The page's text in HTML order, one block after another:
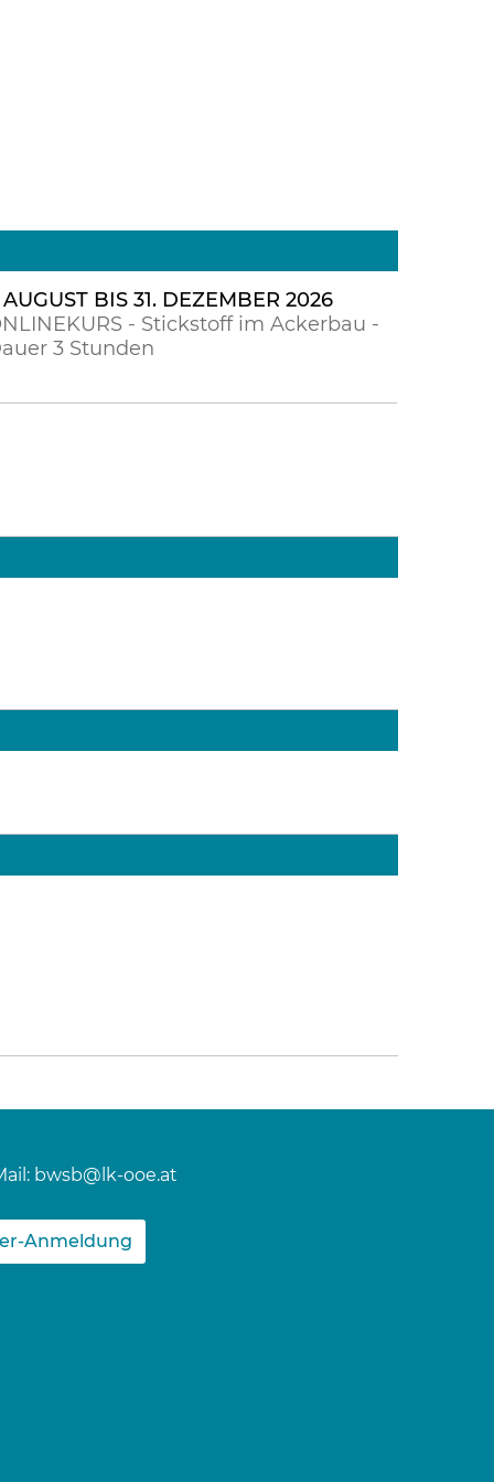
AUGUST BIS 31. DEZEMBER 2026
- Stickstoff im Ackerbau -
3 Stunden
bwsb@lk-ooe.at
Anmeldung